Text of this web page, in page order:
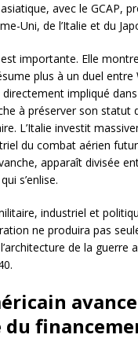
avec le GCAP,
Uni, de l’Italie et du
importante. Elle
plus à un duel
impliqué dans
à préserver son statut
L’Italie investit
du combat aérien futur.
apparaît divisée
s’enlise.
industriel et
ne produira pas
de la guerre
du